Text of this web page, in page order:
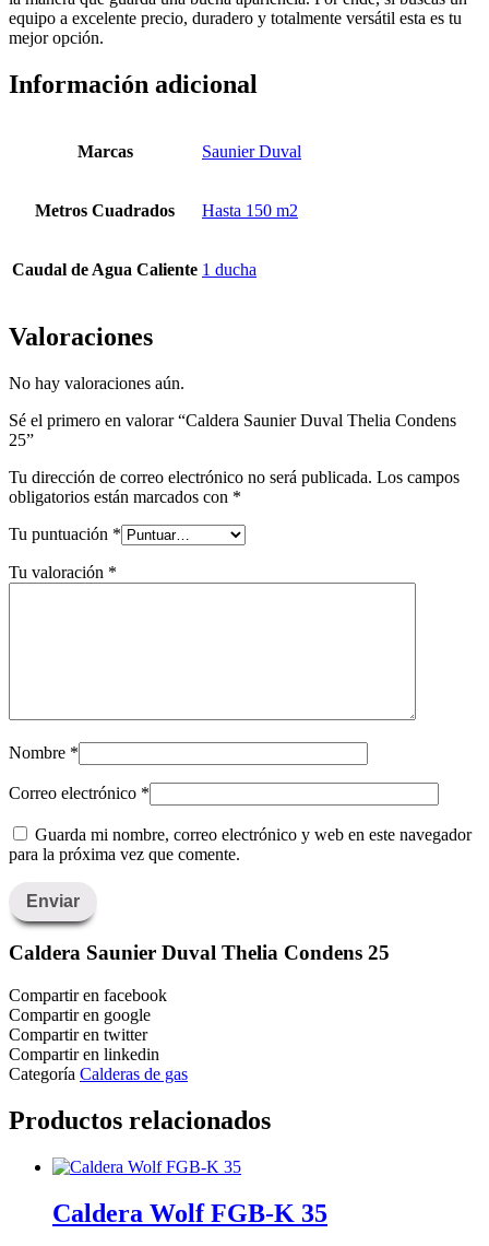
equipo a excelente precio, duradero y totalmente versátil esta es tu
mejor opción.
Información adicional
Marcas Saunier Duval
Metros Cuadrados Hasta 150 m2
Caudal de Agua Caliente 1 ducha
Valoraciones
No hay valoraciones aún.
Sé el primero en valorar “Caldera Saunier Duval Thelia Condens
25”
Tu dirección de correo electrónico no será publicada. Los campos
obligatorios están marcados con *
Tu puntuación *
Tu valoración *
Nombre *
Correo electrónico *
Guarda mi nombre, correo electrónico y web en este navegador
para la próxima vez que comente.
Caldera Saunier Duval Thelia Condens 25
Compartir en facebook
Compartir en google
Compartir en twitter
Compartir en linkedin
Categoría Calderas de gas
Productos relacionados
Caldera Wolf FGB-K 35